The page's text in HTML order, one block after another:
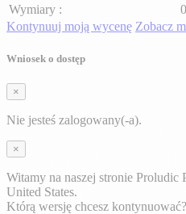
Wymiary :
Kontynuuj moją wycenę Zobacz
Wniosek o dostęp
×
Nie jesteś zalogowany(-a).
×
Witamy na naszej stronie Proludic
United States.
Którą wersję chcesz kontynuować?